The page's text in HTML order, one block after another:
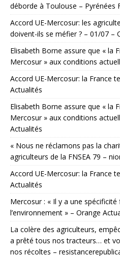
déborde à Toulouse – Pyrénées
Accord UE-Mercosur: les
doivent-ils se méfier ? – 01/07 –
Elisabeth Borne assure que « la
Mercosur » aux conditions
Accord UE-Mercosur: la France
Actualités
Elisabeth Borne assure que « la
Mercosur » aux conditions
Actualités
« Nous ne réclamons pas la
agriculteurs de la FNSEA 79 –
Accord UE-Mercosur: la France
Actualités
Mercosur : « Il y a une
l’environnement » – Orange
La colère des agriculteurs,
a prêté tous nos tracteurs… et
nos récoltes –